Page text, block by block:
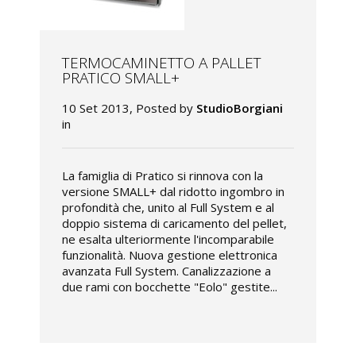
TERMOCAMINETTO A PALLET
PRATICO SMALL+
10 Set 2013, Posted by StudioBorgiani
in
La famiglia di Pratico si rinnova con la
versione SMALL+ dal ridotto ingombro in
profondità che, unito al Full System e al
doppio sistema di caricamento del pellet,
ne esalta ulteriormente l'incomparabile
funzionalità. Nuova gestione elettronica
avanzata Full System. Canalizzazione a
due rami con bocchette "Eolo" gestite...